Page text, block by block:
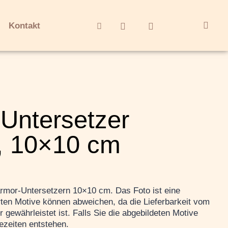
Kontakt
10×10 cm
Untersetzern 10×10 cm. Das Foto ist eine
Motive können abweichen, da die Lieferbarkeit vom
gewährleistet ist. Falls Sie die abgebildeten Motive
entstehen.